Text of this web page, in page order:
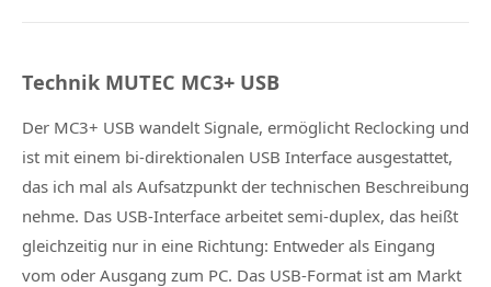
Technik MUTEC MC3+ USB
Der MC3+ USB wandelt Signale, ermöglicht Reclocking und
ist mit einem bi-direktionalen USB Interface ausgestattet,
das ich mal als Aufsatzpunkt der technischen Beschreibung
nehme. Das USB-Interface arbeitet semi-duplex, das heißt
gleichzeitig nur in eine Richtung: Entweder als Eingang
vom oder Ausgang zum PC. Das USB-Format ist am Markt